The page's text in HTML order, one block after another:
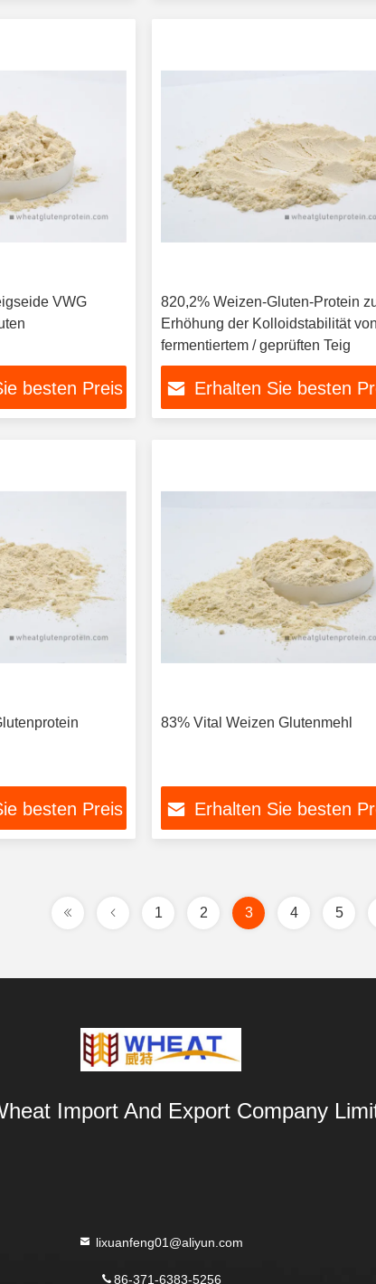
VWG
besten Preis
820,2% Weizen-Gluten-Protein
Erhöhung der Kolloidstabilität von
fermentiertem / geprüften Teig
Erhalten Sie besten
besten Preis
83% Vital Weizen Glutenmehl
Erhalten Sie besten
1 2 3 4 5
Import And Export Company
lixuanfeng01@aliyun.com
86-371-6383-5256